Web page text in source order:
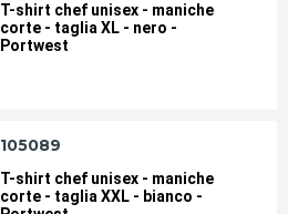
T-shirt chef unisex - maniche
corte - taglia XL - nero -
Portwest
105089
T-shirt chef unisex - maniche
corte - taglia XXL - bianco -